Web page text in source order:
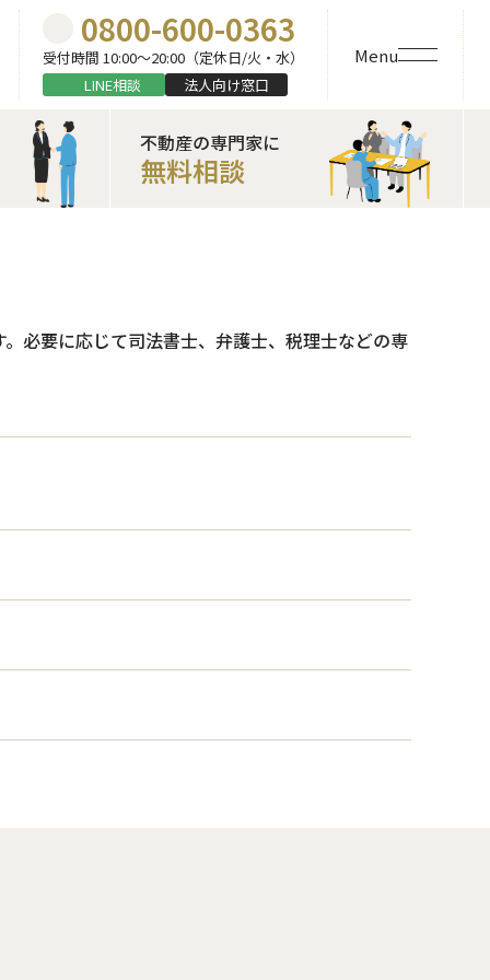
0800-600-0363
受付時間 10:00〜20:00（定休日/火・水）
LINE相談
法人向け窓口
Menu
不動産の専門家に
無料相談
必要に応じて司法書士、弁護士、税理士などの専